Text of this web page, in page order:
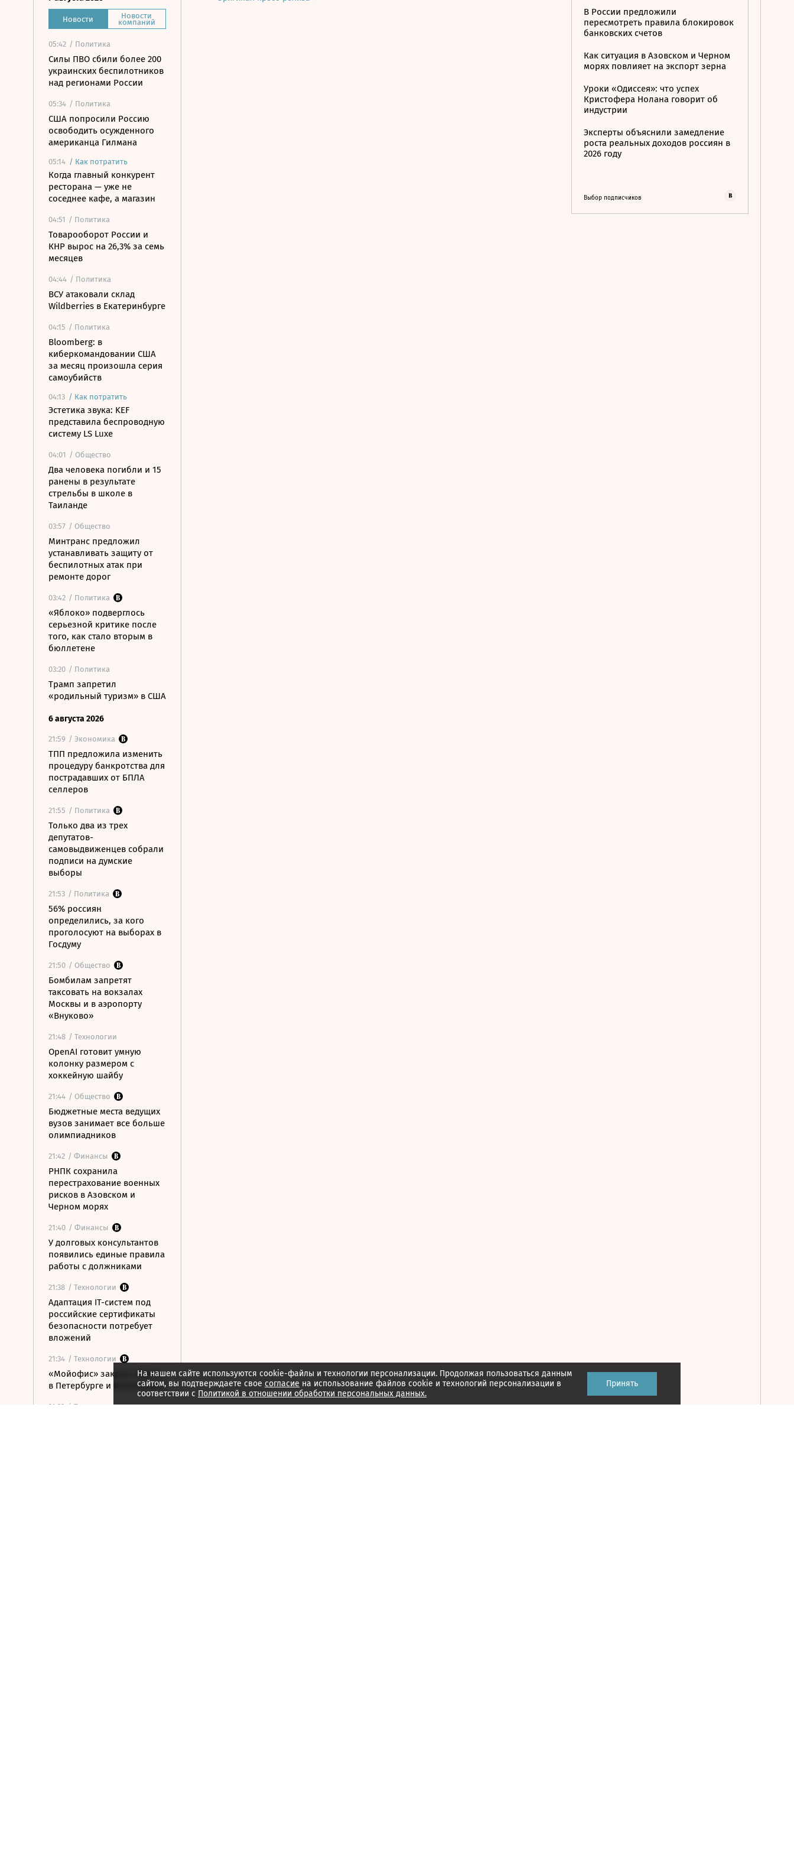
Новости Новости
компаний
05:42 / Политика
Силы ПВО сбили более 200
украинских беспилотников
над регионами России
05:34 / Политика
США попросили Россию
освободить осужденного
американца Гилмана
05:14 / Как потратить
Когда главный конкурент
ресторана — уже не
соседнее кафе, а магазин
04:51 / Политика
Товарооборот России и
КНР вырос на 26,3% за семь
месяцев
04:44 / Политика
ВСУ атаковали склад
Wildberries в Екатеринбурге
04:15 / Политика
Bloomberg: в
киберкомандовании США
за месяц произошла серия
самоубийств
04:13 / Как потратить
Эстетика звука: KEF
представила беспроводную
систему LS Luxe
04:01 / Общество
Два человека погибли и 15
ранены в результате
стрельбы в школе в
Таиланде
03:57 / Общество
Минтранс предложил
устанавливать защиту от
беспилотных атак при
ремонте дорог
03:42 / Политика
«Яблоко» подверглось
серьезной критике после
того, как стало вторым в
бюллетене
03:20 / Политика
Трамп запретил
«родильный туризм» в США
6 августа 2026
21:59 / Экономика
ТПП предложила изменить
процедуру банкротства для
пострадавших от БПЛА
селлеров
21:55 / Политика
Только два из трех
депутатов-
самовыдвиженцев собрали
подписи на думские
выборы
21:53 / Политика
56% россиян
определились, за кого
проголосуют на выборах в
Госдуму
21:50 / Общество
Бомбилам запретят
таксовать на вокзалах
Москвы и в аэропорту
«Внуково»
21:48 / Технологии
OpenAI готовит умную
колонку размером с
хоккейную шайбу
21:44 / Общество
Бюджетные места ведущих
вузов занимает все больше
олимпиадников
21:42 / Финансы
РНПК сохранила
перестрахование военных
рисков в Азовском и
Черном морях
21:40 / Финансы
У долговых консультантов
появились единые правила
работы с должниками
21:38 / Технологии
Адаптация IT-систем под
российские сертификаты
безопасности потребует
вложений
21:34 / Технологии
«Мойофис» закрыл офисы
в Петербурге и Иннополисе
21:33 / Политика
В России предложили
пересмотреть правила блокировок
банковских счетов
Как ситуация в Азовском и Черном
морях повлияет на экспорт зерна
Уроки «Одиссея»: что успех
Кристофера Нолана говорит об
индустрии
Эксперты объяснили замедление
роста реальных доходов россиян в
2026 году
Выбор подписчиков
На нашем сайте используются cookie-файлы и технологии персонализации. Продолжая пользоваться данным
сайтом, вы подтверждаете свое согласие на использование файлов cookie и технологий персонализации в
соответствии с Политикой в отношении обработки персональных данных.
Принять